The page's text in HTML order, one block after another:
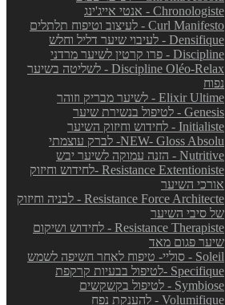
Chronologiste - אנטי אייג'ינג
Curl Manifesto - לעיצוב וטיפוח תלתלים
Densifique - לעיבוי שיער דליל וחלש
Discipline - פרו קרטין לשיער מרדני
Discipline Oléo-Relax - לשליטה בשיער
נפוח
Elixir Ultime - לשיער מבריק וזוהר
Genesis - לטיפול בנשירת שיער
Initialiste - לחידוש וחיזוק השיער
NEW- Gloss Absolu- לברק עוצמתי
Nutritive - הזנה עמוקה לשיער יבש
Resistance Extentioniste -לחידוש וחיזוק
אורכי השיער
Resistance Force Architecte - לבניה וחיזוק
של סיבי השיער
Resistance Therapiste - לחידוש ושיקום
שיער פגום מאד
Soleil - סוליי- טיפוח לאחר חשיפה לשמש
Specifique -לטיפול בבעיות קרקפת
Symbiose - לטיפול בקשקשים
Volumifique - להענקת נפח